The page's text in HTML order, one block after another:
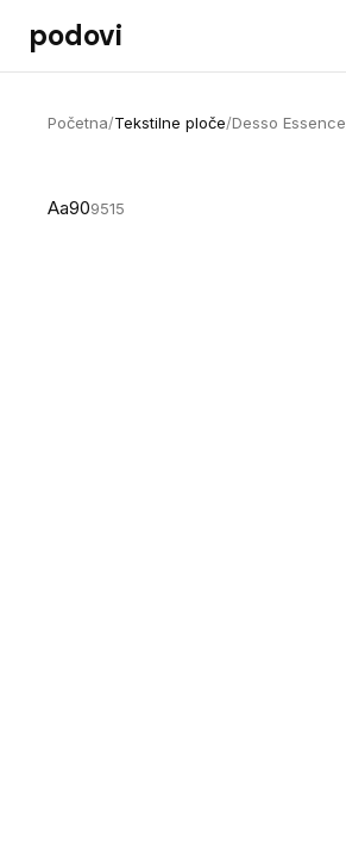
Preskoči na sadržaj
podovi
Početna/Tekstilne ploče/Desso Essence
Aa909515